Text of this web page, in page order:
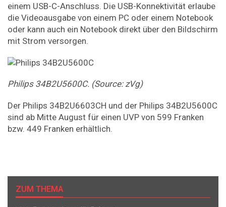
einem USB-C-Anschluss. Die USB-Konnektivität erlaube
die Videoausgabe von einem PC oder einem Notebook
oder kann auch ein Notebook direkt über den Bildschirm
mit Strom versorgen.
Philips 34B2U5600C. (Source: zVg)
Der Philips 34B2U6603CH und der Philips 34B2U5600C
sind ab Mitte August für einen UVP von 599 Franken
bzw. 449 Franken erhältlich.
ZUM THEMA